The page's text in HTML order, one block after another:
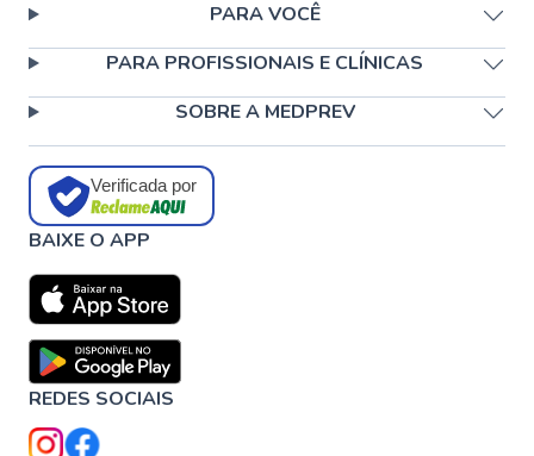
PARA VOCÊ
PARA PROFISSIONAIS E CLÍNICAS
SOBRE A MEDPREV
Verificada por
BAIXE O APP
REDES SOCIAIS